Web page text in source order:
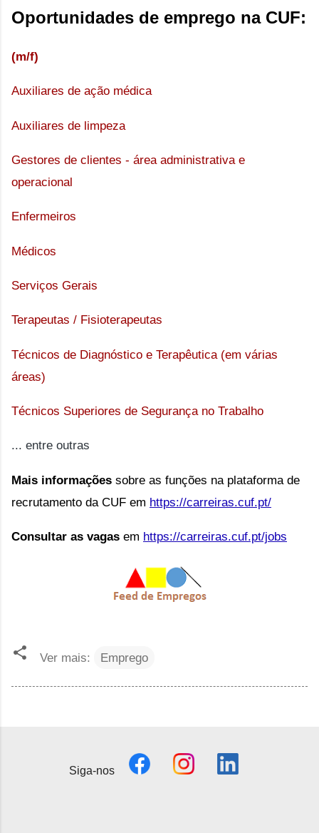
Oportunidades de emprego na CUF:
(m/f)
Auxiliares de ação médica
Auxiliares de limpeza
Gestores de clientes - área administrativa e
operacional
Enfermeiros
Médicos
Serviços Gerais
Terapeutas / Fisioterapeutas
Técnicos de Diagnóstico e Terapêutica (em várias
áreas)
Técnicos Superiores de Segurança no Trabalho
... entre outras
Mais informações sobre as funções na plataforma de
recrutamento da CUF em https://carreiras.cuf.pt/
Consultar as vagas em https://carreiras.cuf.pt/jobs
Ver mais: Emprego
Siga-nos